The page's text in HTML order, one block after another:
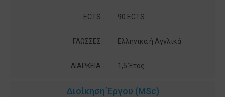
ECTS : 90 ECTS
ΓΛΩΣΣΕΣ : Ελληνικά ή Αγγλικά
ΔΙΑΡΚΕΙΑ : 1,5 Έτος
Διοίκηση Έργου (MSc)